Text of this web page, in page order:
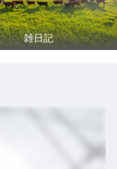
雑日記